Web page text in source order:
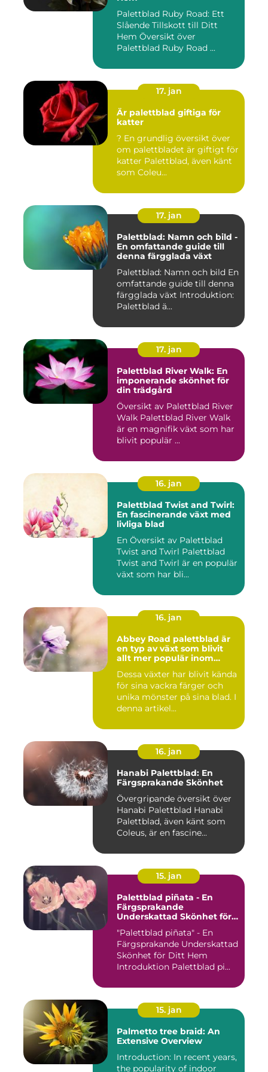
Palettblad Ruby Road: Ett
Slående Tillskott till Ditt
Hem Översikt över
Palettblad Ruby Road ...
17. jan
Är palettblad giftiga för
katter
? En grundlig översikt över
om palettbladet är giftigt för
katter Palettblad, även känt
som Coleu...
17. jan
Palettblad: Namn och bild -
En omfattande guide till
denna färgglada växt
Palettblad: Namn och bild En
omfattande guide till denna
färgglada växt Introduktion:
Palettblad ä...
17. jan
Palettblad River Walk: En
imponerande skönhet för
din trädgård
Översikt av Palettblad River
Walk Palettblad River Walk
är en magnifik växt som har
blivit populär ...
16. jan
Palettblad Twist and Twirl:
En fascinerande växt med
livliga blad
En Översikt av Palettblad
Twist and Twirl Palettblad
Twist and Twirl är en populär
växt som har bli...
16. jan
Abbey Road palettblad är
en typ av växt som blivit
allt mer populär inom
Dessa växter har blivit kända
för sina vackra färger och
unika mönster på sina blad. I
denna artikel...
16. jan
Hanabi Palettblad: En
Färgsprakande Skönhet
Övergripande översikt över
Hanabi Palettblad Hanabi
Palettblad, även känt som
Coleus, är en fascine...
15. jan
Palettblad piñata - En
Färgsprakande
Underskattad Skönhet för
"Palettblad piñata" - En
Färgsprakande Underskattad
Skönhet för Ditt Hem
Introduktion Palettblad pi...
15. jan
Palmetto tree braid: An
Extensive Overview
Introduction: In recent years,
the popularity of indoor